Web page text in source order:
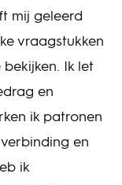
mij geleerd
vraagstukken
Ik let
en
ik patronen
en
ik